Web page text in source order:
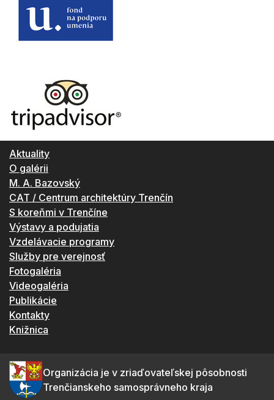
Aktuality
O galérii
M. A. Bazovský
CAT / Centrum architektúry Trenčín
S koreňmi v Trenčíne
Výstavy a podujatia
Vzdelávacie programy
Služby pre verejnosť
Fotogaléria
Videogaléria
Publikácie
Kontakty
Knižnica
Organizácia je v zriaďovateľskej pôsobnosti
Trenčianskeho samosprávneho kraja